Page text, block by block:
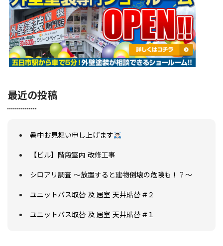
最近の投稿
暑中お見舞い申し上げます
【ビル】階段室内 改修工事
シロアリ調査 ～放置すると建物倒壊の危険も！？～
ユニットバス取替 及 居室 天井貼替 #２
ユニットバス取替 及 居室 天井貼替 #１